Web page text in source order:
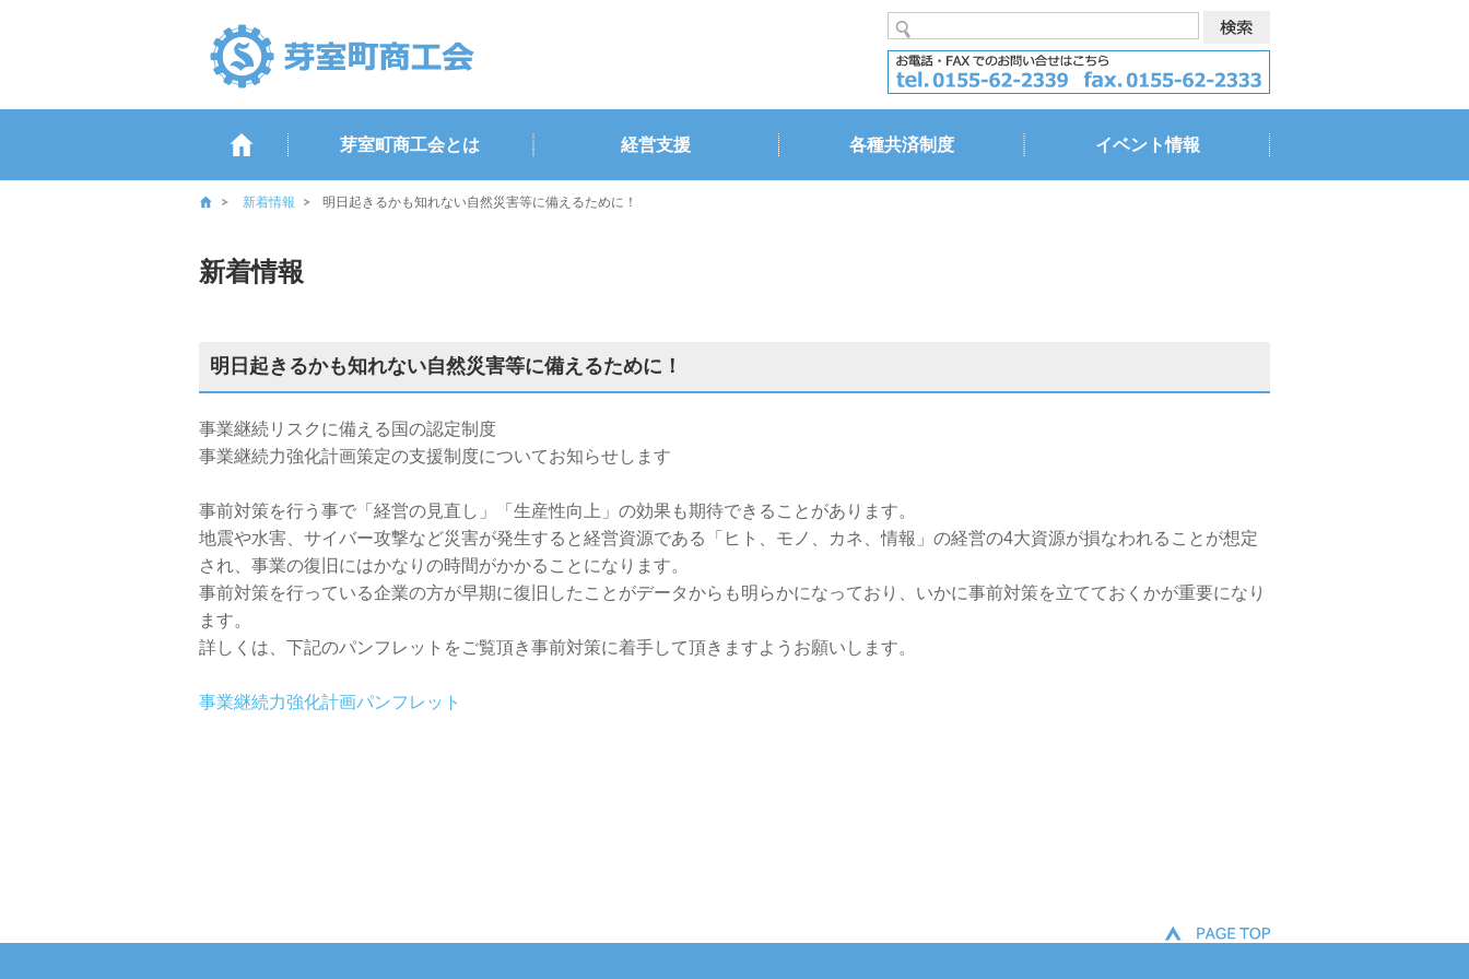
芽室町商工会とは 経営支援 各種共済制度 イベント情報
新着情報 明日起きるかも知れない自然災害等に備えるために！
新着情報
明日起きるかも知れない自然災害等に備えるために！
事業継続リスクに備える国の認定制度
事業継続力強化計画策定の支援制度についてお知らせします
事前対策を行う事で「経営の見直し」「生産性向上」の効果も期待できることがあります。
地震や水害、サイバー攻撃など災害が発生すると経営資源である「ヒト、モノ、カネ、情報」の経営の4大資源が損なわれることが想定
され、事業の復旧にはかなりの時間がかかることになります。
事前対策を行っている企業の方が早期に復旧したことがデータからも明らかになっており、いかに事前対策を立てておくかが重要になり
ます。
詳しくは、下記のパンフレットをご覧頂き事前対策に着手して頂きますようお願いします。
事業継続力強化計画パンフレット